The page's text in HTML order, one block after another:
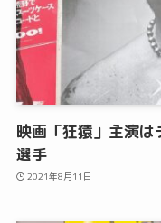
映画「狂猿」主演
選手
2021年8月11日